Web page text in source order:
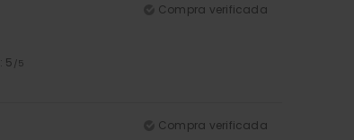
Compra verificada
: 5 /5
Compra verificada